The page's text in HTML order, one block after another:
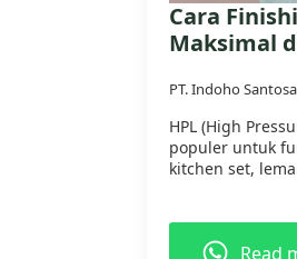
Cara
Maksimal
PT. Indoho
HPL (High
populer untuk
kitchen set,
Read